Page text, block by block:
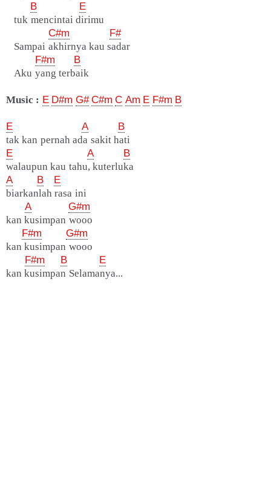
B
E
tuk mencintai dirimu
C#m
F#
Sampai akhirnya kau sadar
F#m
B
Aku yang terbaik
Music : E D#m G# C#m C Am E F#m B
E A
B
tak kan pernah ada sakit hati
E
A
B
walaupun kau tahu, kuterluka
A
B
E
biarkanlah rasa ini
A
G#m
kan kusimpan wooo
F#m
G#m
kan kusimpan wooo
F#m
B
E
kan kusimpan Selamanya...